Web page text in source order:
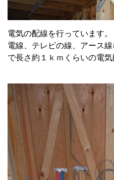
電気の配線を行っています
電線、テレビの線、アース
で長さ約１ｋｍくらいの電気